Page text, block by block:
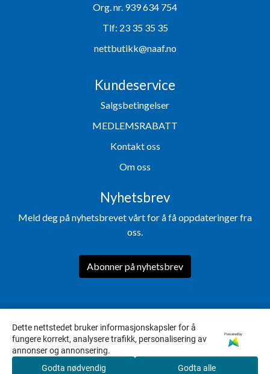
Dette nettstedet bruker informasjonskapsler for å
fungere korrekt, analysere trafikk, personalisering av
annonser og annonsering.
Powered by
Godta nødvendig Godta alle
Org. nr. 939 634 754
Tlf: 23 35 35 35
nettbutikk@naaf.no
Kundeservice
Salgsbetingelser
MEDLEMSRABATT
Kontakt oss
Om oss
Nyhetsbrev
Meld deg på nyhetsbrevet vårt for å få oppdateringer fra
oss.
Abonner på nyhetsbrev